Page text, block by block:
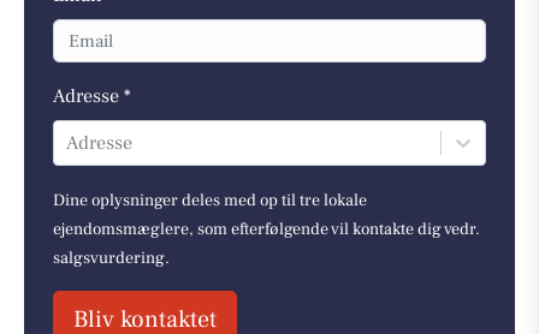
Adresse *
Adresse
Dine oplysninger deles med op til tre lokale
ejendomsmæglere, som efterfølgende vil kontakte dig vedr.
salgsvurdering.
Bliv kontaktet